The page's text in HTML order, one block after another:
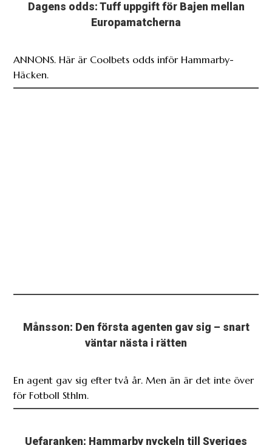
Dagens odds: Tuff uppgift för Bajen mellan
Europamatcherna
ANNONS. Här är Coolbets odds inför Hammarby-
Häcken.
Månsson: Den första agenten gav sig – snart
väntar nästa i rätten
En agent gav sig efter två år. Men än är det inte över
för Fotboll Sthlm.
Uefaranken: Hammarby nyckeln till Sveriges